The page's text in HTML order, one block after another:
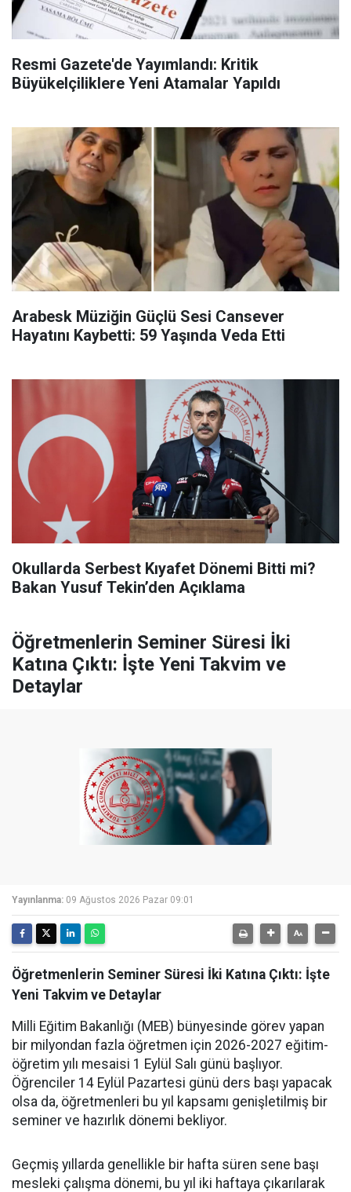
Resmi Gazete'de Yayımlandı: Kritik
Büyükelçiliklere Yeni Atamalar Yapıldı
Arabesk Müziğin Güçlü Sesi Cansever
Hayatını Kaybetti: 59 Yaşında Veda Etti
Okullarda Serbest Kıyafet Dönemi Bitti mi?
Bakan Yusuf Tekin’den Açıklama
Öğretmenlerin Seminer Süresi İki
Katına Çıktı: İşte Yeni Takvim ve
Detaylar
Yayınlanma: 09 Ağustos 2026 Pazar 09:01
Öğretmenlerin Seminer Süresi İki Katına Çıktı: İşte
Yeni Takvim ve Detaylar
Milli Eğitim Bakanlığı (MEB) bünyesinde görev yapan
bir milyondan fazla öğretmen için 2026-2027 eğitim-
öğretim yılı mesaisi 1 Eylül Salı günü başlıyor.
Öğrenciler 14 Eylül Pazartesi günü ders başı yapacak
olsa da, öğretmenleri bu yıl kapsamı genişletilmiş bir
seminer ve hazırlık dönemi bekliyor.
Geçmiş yıllarda genellikle bir hafta süren sene başı
mesleki çalışma dönemi, bu yıl iki haftaya çıkarılarak